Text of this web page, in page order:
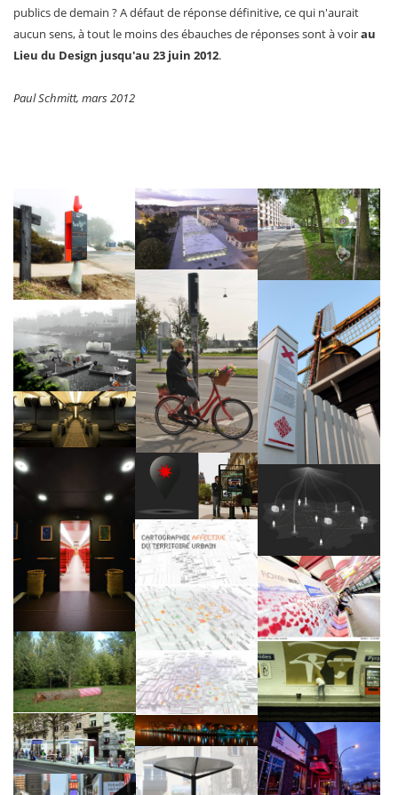
publics de demain ? A défaut de réponse définitive, ce qui n'aurait
aucun sens, à tout le moins des ébauches de réponses sont à voirau
Lieu du Design jusqu'au 23 juin 2012.
Paul Schmitt, mars 2012